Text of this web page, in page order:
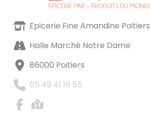
Epicerie Fine Amandine Poitiers
Halle Marché Notre Dame
86000 Poitiers
05 49 41 16 55